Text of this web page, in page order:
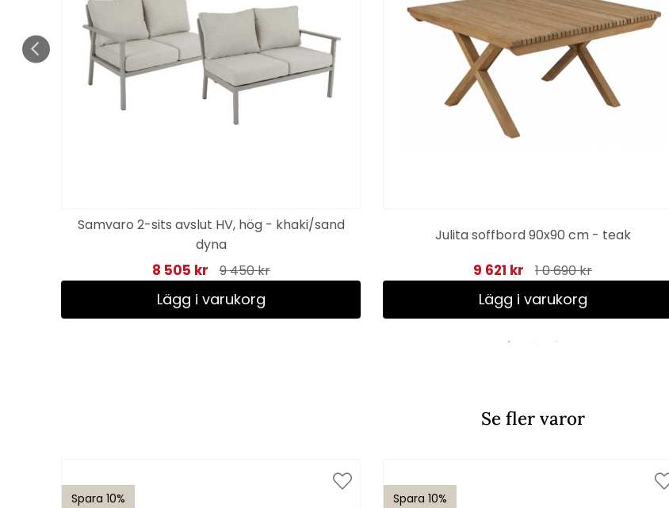
Samvaro 2-sits avslut HV, hög - khaki/sand
dyna
8 505 kr 9 450 kr
Lägg i varukorg
Julita soffbord 90x90 cm - teak
9 621 kr 1 0 690 kr
Lägg i varukorg
Se fler varor
Spara 10% Spara 10%